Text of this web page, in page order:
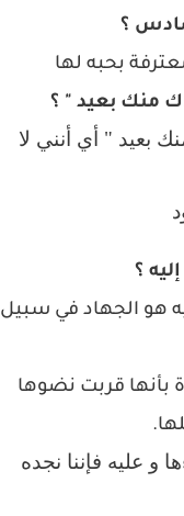
؟
بحبه لها
منك بعيد " ؟
بعيد " أي أنني لا
؟
هو الجهاد في سبيل
بأنها قربت نضوها
.
و عليه فإننا نجده